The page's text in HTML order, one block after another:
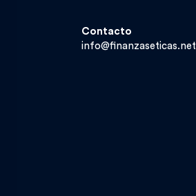
Contacto
info@finanzaseticas.net